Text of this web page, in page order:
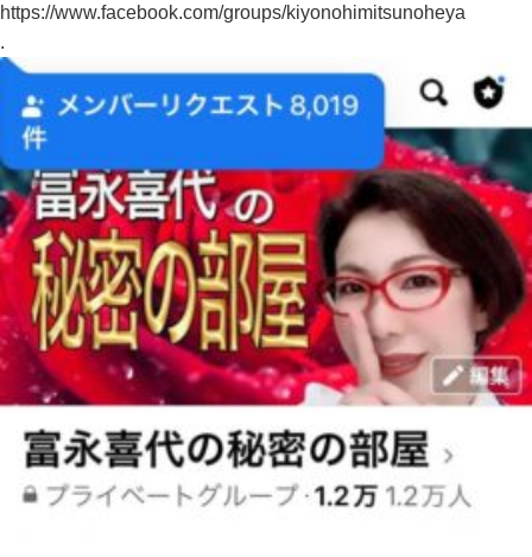
https://www.facebook.com/groups/kiyonohimitsunoheya
.